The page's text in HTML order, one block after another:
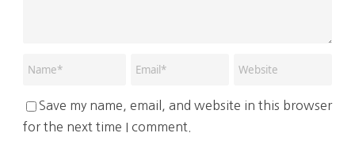
Save my name, email, and website in this browser
for the next time I comment.